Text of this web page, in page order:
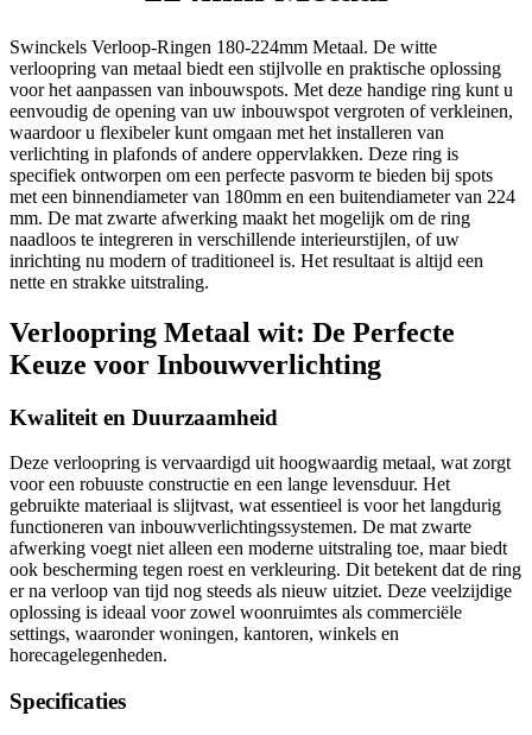
Swinckels Verloop-Ringen 180-224mm Metaal. De witte
verloopring van metaal biedt een stijlvolle en praktische oplossing
voor het aanpassen van inbouwspots. Met deze handige ring kunt u
eenvoudig de opening van uw inbouwspot vergroten of verkleinen,
waardoor u flexibeler kunt omgaan met het installeren van
verlichting in plafonds of andere oppervlakken. Deze ring is
specifiek ontworpen om een perfecte pasvorm te bieden bij spots
met een binnendiameter van 180mm en een buitendiameter van 224
mm. De mat zwarte afwerking maakt het mogelijk om de ring
naadloos te integreren in verschillende interieurstijlen, of uw
inrichting nu modern of traditioneel is. Het resultaat is altijd een
nette en strakke uitstraling.
Verloopring Metaal wit: De Perfecte
Keuze voor Inbouwverlichting
Kwaliteit en Duurzaamheid
Deze verloopring is vervaardigd uit hoogwaardig metaal, wat zorgt
voor een robuuste constructie en een lange levensduur. Het
gebruikte materiaal is slijtvast, wat essentieel is voor het langdurig
functioneren van inbouwverlichtingssystemen. De mat zwarte
afwerking voegt niet alleen een moderne uitstraling toe, maar biedt
ook bescherming tegen roest en verkleuring. Dit betekent dat de ring
er na verloop van tijd nog steeds als nieuw uitziet. Deze veelzijdige
oplossing is ideaal voor zowel woonruimtes als commerciële
settings, waaronder woningen, kantoren, winkels en
horecagelegenheden.
Specificaties